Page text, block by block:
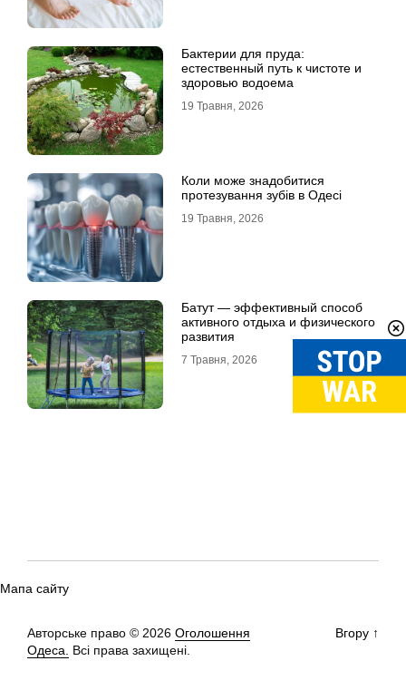
Бактерии для пруда:
естественный путь к чистоте и
здоровью водоема
19 Травня, 2026
Коли може знадобитися
протезування зубів в Одесі
19 Травня, 2026
Батут — эффективный способ
активного отдыха и физического
развития
7 Травня, 2026
Мапа сайту
Авторське право © 2026 Оголошення
Одеса. Всі права захищені.
Вгору ↑